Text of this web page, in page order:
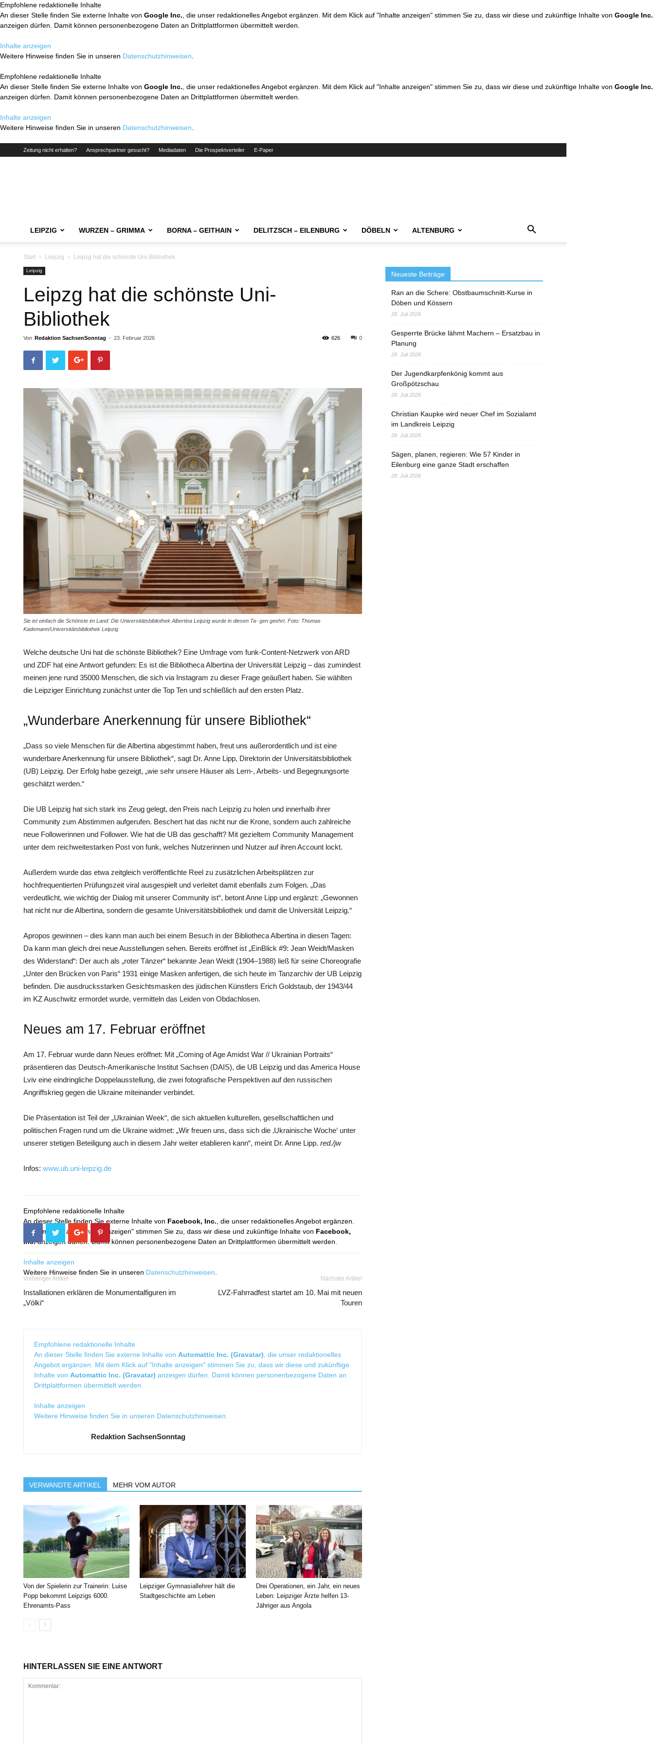
Empfohlene redaktionelle Inhalte
An dieser Stelle finden Sie externe Inhalte von Google Inc. , die unser redaktionelles Angebot ergänzen. Mit dem Klick auf "Inhalte anzeigen" stimmen Sie zu, dass wir diese und zukünftige Inhalte von Google Inc.
anzeigen dürfen. Damit können personenbezogene Daten an Drittplattformen übermittelt werden.
Inhalte anzeigen
Weitere Hinweise finden Sie in unseren Datenschutzhinweisen
Empfohlene redaktionelle Inhalte
An dieser Stelle finden Sie externe Inhalte von Google Inc. , die unser redaktionelles Angebot ergänzen. Mit dem Klick auf "Inhalte anzeigen" stimmen Sie zu, dass wir diese und zukünftige Inhalte von Google Inc.
anzeigen dürfen. Damit können personenbezogene Daten an Drittplattformen übermittelt werden.
Inhalte anzeigen
Weitere Hinweise finden Sie in unseren Datenschutzhinweisen
Zeitung nicht erhalten? Ansprechpartner gesucht? Mediadaten Die Prospektverteiler E-Paper
LEIPZIG WURZEN – GRIMMA BORNA – GEITHAIN DELITZSCH – EILENBURG DÖBELN ALTENBURG
Start Leipzig Leipzg hat die schönste Uni-Bibliothek
Leipzig
Leipzg hat die schönste Uni-
Bibliothek
Von Redaktion SachsenSonntag - 23. Februar 2026 0
626
Sie ist einfach die Schönste im Land: Die Universitätsbibliothek Albertina Leipzig wurde in diesen Ta- gen geehrt. Foto: Thomas
Kademann/Universitätsbibliothek Leipzig
Welche deutsche Uni hat die schönste Bibliothek? Eine Umfrage vom funk-Content-Netzwerk von ARD
und ZDF hat eine Antwort gefunden: Es ist die Bibliotheca Albertina der Universität Leipzig – das zumindest
meinen jene rund 35000 Menschen, die sich via Instagram zu dieser Frage geäußert haben. Sie wählten
die Leipziger Einrichtung zunächst unter die Top Ten und schließlich auf den ersten Platz.
„Wunderbare Anerkennung für unsere Bibliothek“
„Dass so viele Menschen für die Albertina abgestimmt haben, freut uns außerordentlich und ist eine
wunderbare Anerkennung für unsere Bibliothek“, sagt Dr. Anne Lipp, Direktorin der Universitätsbibliothek
(UB) Leipzig. Der Erfolg habe gezeigt, „wie sehr unsere Häuser als Lern-, Arbeits- und Begegnungsorte
geschätzt werden.“
Die UB Leipzig hat sich stark ins Zeug gelegt, den Preis nach Leipzig zu holen und innerhalb ihrer
Community zum Abstimmen aufgerufen. Beschert hat das nicht nur die Krone, sondern auch zahlreiche
neue Followerinnen und Follower. Wie hat die UB das geschafft? Mit gezieltem Community Management
unter dem reichweitestarken Post von funk, welches Nutzerinnen und Nutzer auf ihren Account lockt.
Außerdem wurde das etwa zeitgleich veröffentlichte Reel zu zusätzlichen Arbeitsplätzen zur
hochfrequentierten Prüfungszeit viral ausgespielt und verleitet damit ebenfalls zum Folgen. „Das
verdeutlicht, wie wichtig der Dialog mit unserer Community ist“, betont Anne Lipp und ergänzt: „Gewonnen
hat nicht nur die Albertina, sondern die gesamte Universitätsbibliothek und damit die Universität Leipzig.“
Apropos gewinnen – dies kann man auch bei einem Besuch in der Bibliotheca Albertina in diesen Tagen:
Da kann man gleich drei neue Ausstellungen sehen. Bereits eröffnet ist „EinBlick #9: Jean Weidt/Masken
des Widerstand“: Der auch als „roter Tänzer“ bekannte Jean Weidt (1904–1988) ließ für seine Choreografie
„Unter den Brücken von Paris“ 1931 einige Masken anfertigen, die sich heute im Tanzarchiv der UB Leipzig
befinden. Die ausdrucksstarken Gesichtsmasken des jüdischen Künstlers Erich Goldstaub, der 1943/44
im KZ Auschwitz ermordet wurde, vermitteln das Leiden von Obdachlosen.
Neues am 17. Februar eröffnet
Am 17. Februar wurde dann Neues eröffnet: Mit „Coming of Age Amidst War // Ukrainian Portraits“
präsentieren das Deutsch-Amerikanische Institut Sachsen (DAIS), die UB Leipzig und das America House
Lviv eine eindringliche Doppelausstellung, die zwei fotografische Perspektiven auf den russischen
Angriffskrieg gegen die Ukraine miteinander verbindet.
Die Präsentation ist Teil der „Ukrainian Week“, die sich aktuellen kulturellen, gesellschaftlichen und
politischen Fragen rund um die Ukraine widmet: „Wir freuen uns, dass sich die ‚Ukrainische Woche‘ unter
unserer stetigen Beteiligung auch in diesem Jahr weiter etablieren kann“, meint Dr. Anne Lipp. red./jw
Infos: www.ub.uni-leipzig.de
Empfohlene redaktionelle Inhalte
An dieser Stelle finden Sie externe Inhalte von Facebook, Inc. , die unser redaktionelles Angebot ergänzen.
Mit dem Klick auf "Inhalte anzeigen" stimmen Sie zu, dass wir diese und zukünftige Inhalte von Facebook,
Inc.anzeigen dürfen. Damit können personenbezogene Daten an Drittplattformen übermittelt werden.
Inhalte anzeigen
Weitere Hinweise finden Sie in unseren Datenschutzhinweisen
Vorheriger Artikel
Installationen erklären die Monumentalfiguren im
„Völki“
Nächster Artikel
LVZ-Fahrradfest startet am 10. Mai mit neuen
Touren
Empfohlene redaktionelle Inhalte
An dieser Stelle finden Sie externe Inhalte von Automattic Inc. (Gravatar) , die unser redaktionelles
Angebot ergänzen. Mit dem Klick auf "Inhalte anzeigen" stimmen Sie zu, dass wir diese und zukünftige
Inhalte von Automattic Inc. (Gravatar) anzeigen dürfen. Damit können personenbezogene Daten an
Drittplattformen übermittelt werden.
Inhalte anzeigen
Weitere Hinweise finden Sie in unseren Datenschutzhinweisen
Redaktion SachsenSonntag
VERWANDTE ARTIKEL MEHR VOM AUTOR
Von der Spielerin zur Trainerin: Luise
Popp bekommt Leipzigs 6000.
Ehrenamts-Pass
Leipziger Gymnasiallehrer hält die
Stadtgeschichte am Leben
Drei Operationen, ein Jahr, ein neues
Leben: Leipziger Ärzte helfen 13-
Jähriger aus Angola
HINTERLASSEN SIE EINE ANTWORT
Neueste Beiträge
Ran an die Schere: Obstbaumschnitt-Kurse in
Döben und Kössern
28. Juli 2026
Gesperrte Brücke lähmt Machern – Ersatzbau in
Planung
28. Juli 2026
Der Jugendkarpfenkönig kommt aus
Großpötzschau
28. Juli 2026
Christian Kaupke wird neuer Chef im Sozialamt
im Landkreis Leipzig
28. Juli 2026
Sägen, planen, regieren: Wie 57 Kinder in
Eilenburg eine ganze Stadt erschaffen
28. Juli 2026